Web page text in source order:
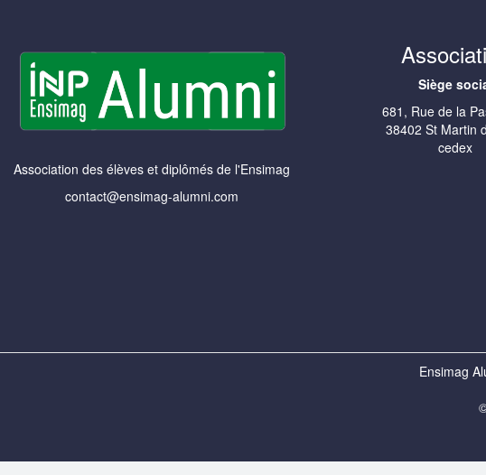
Association des élèves et diplômés de l'Ensimag
contact@ensimag-alumni.com
Siège
681, Rue de la
38402 St Martin
cedex
Ensimag